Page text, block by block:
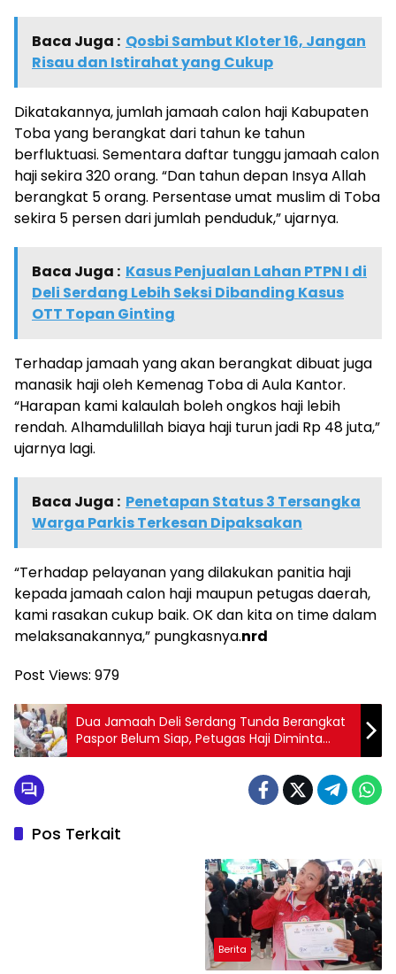
Baca Juga : Qosbi Sambut Kloter 16, Jangan
Risau dan Istirahat yang Cukup
Dikatakannya, jumlah jamaah calon haji Kabupaten
Toba yang berangkat dari tahun ke tahun
berfluktuasi. Sementara daftar tunggu jamaah calon
haji sekira 320 orang. “Dan tahun depan Insya Allah
berangkat 5 orang. Persentase umat muslim di Toba
sekira 5 persen dari jumlah penduduk,” ujarnya.
Baca Juga : Kasus Penjualan Lahan PTPN I di
Deli Serdang Lebih Seksi Dibanding Kasus
OTT Topan Ginting
Terhadap jamaah yang akan berangkat dibuat juga
manasik haji oleh Kemenag Toba di Aula Kantor.
“Harapan kami kalaulah boleh ongkos haji lebih
rendah. Alhamdulillah biaya haji turun jadi Rp 48 juta,”
ujarnya lagi.
Baca Juga : Penetapan Status 3 Tersangka
Warga Parkis Terkesan Dipaksakan
“Terhadap pelayanan yang dilakukan panitia haji
kepada jamaah calon haji maupun petugas daerah,
kami rasakan cukup baik. OK dan kita on time dalam
melaksanakannya,” pungkasnya.nrd
Post Views: 979
Dua Jamaah Deli Serdang Tunda Berangkat
Paspor Belum Siap, Petugas Haji Diminta
Fokus Layani Jamaah
Pos Terkait
Berita